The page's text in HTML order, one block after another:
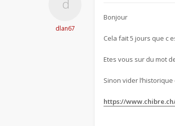
dlan67
Bonjour
Cela fait 5 jours que c
Etes vous sur du mot
Sinon vider
https://